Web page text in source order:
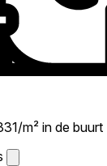
m² in de buurt